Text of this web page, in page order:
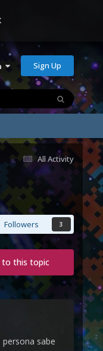
Sign Up
All Activity
Followers 3
to this topic
sabe